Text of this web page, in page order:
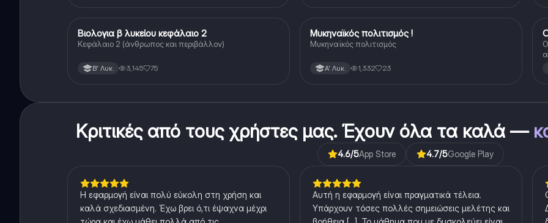
Βιολογία
Βιολογια β λυκείου κεφάλαιο 2
Κεφάλαιο 2 (άνθρωπος και περιβάλλον)
Β' Λυκ. 3,145 75
Ιστορία
Μυκηναϊκός πολιτισμός !
Μυκηναϊκός πολιτισμός
Α' Λυκ. 1,332 23
Κριτικές από τους χρήστες μας. Έχουν όλα τα καλά —
4.6/5App Store 4.7/5Google Play
Η εφαρμογή είναι πολύ εύκολη στη χρήση και
καλά σχεδιασμένη. Έχω βρει ό,τι έψαχνα μέχρι
Αυτή η εφαρμογή είναι πραγματικά τέλεια.
Υπάρχουν τόσες πολλές σημειώσεις μελέτης και